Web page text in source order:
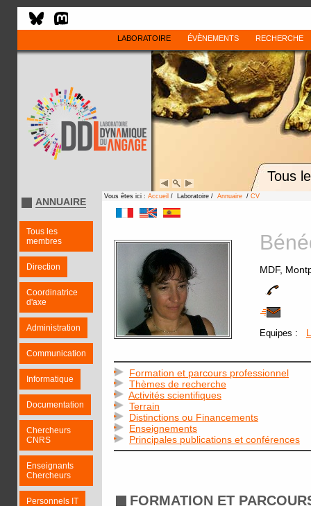
LABORATOIRE ÉVÈNEMENTS RECHERCHE
Tous
ANNUAIRE
Tous les
membres
Direction
Coordinatrice
d'axe
Administration
Communication
Informatique
Documentation
Chercheurs
CNRS
Enseignants
Chercheurs
Personnels IT
Vous êtes ici : Accueil / Laboratoire / Annuaire / CV
MDF,
Equipes :
Formation et parcours professionnel
Thèmes de recherche
Activités scientifiques
Terrain
Distinctions ou Financements
Enseignements
Principales publications et conférences
FORMATION ET